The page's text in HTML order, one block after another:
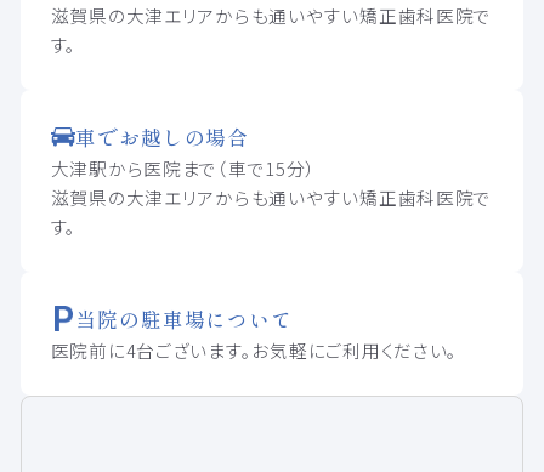
滋賀県の大津エリアからも通いやすい矯正歯科医院で
す。
車でお越しの場合
大津駅から医院まで（車で15分）
滋賀県の大津エリアからも通いやすい矯正歯科医院で
す。
当院の駐車場について
医院前に4台ございます。お気軽にご利用ください。